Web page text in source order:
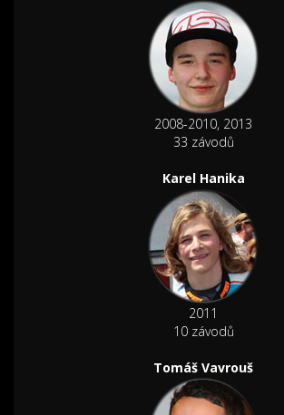
2008-2010, 2013
33 závodů
Karel Hanika
2011
10 závodů
Tomáš Vavrouš